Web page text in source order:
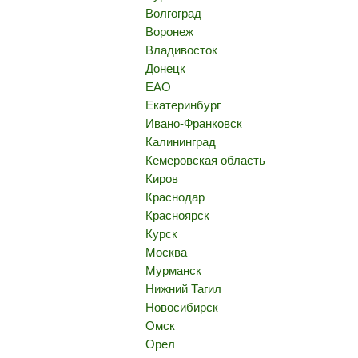
Волгоград
Воронеж
Владивосток
Донецк
ЕАО
Екатеринбург
Ивано-Франковск
Калининград
Кемеровская область
Киров
Краснодар
Красноярск
Курск
Москва
Мурманск
Нижний Тагил
Новосибирск
Омск
Орел